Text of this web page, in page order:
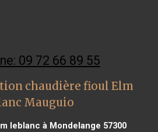
09 72 66 89 55
chaudière fioul Elm
Mauguio
leblanc à Mondelange 57300